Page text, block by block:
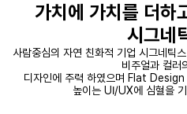
가치에 가치를 더하
시그네
사람중심의 자연 친화적 기업 시그네틱
비주얼과 컬러
디자인에 주력 하였으며 Flat Design
높이는 UI/UX에 심혈을